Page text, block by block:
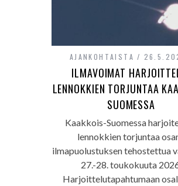
AJANKOHTAISTA
ILMAVOIMAT
LENNOKKIEN TORJUNTAA
SUOMESSA
Kaakkois-Suomessa
lennokkien torjuntaa
ilmapuolustuksen tehostettua
27.-28. toukokuuta
Harjoittelutapahtumaan